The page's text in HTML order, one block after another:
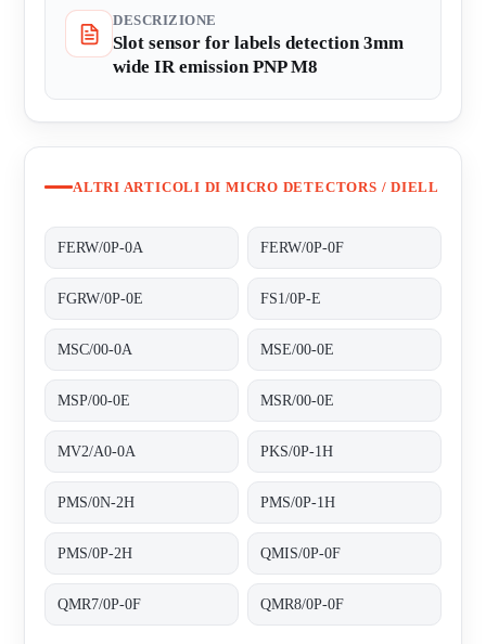
DESCRIZIONE
Slot sensor for labels detection 3mm
wide IR emission PNP M8
ALTRI ARTICOLI DI MICRO DETECTORS / DIELL
FERW/0P-0A FERW/0P-0F
FGRW/0P-0E FS1/0P-E
MSC/00-0A MSE/00-0E
MSP/00-0E MSR/00-0E
MV2/A0-0A PKS/0P-1H
PMS/0N-2H PMS/0P-1H
PMS/0P-2H QMIS/0P-0F
QMR7/0P-0F QMR8/0P-0F